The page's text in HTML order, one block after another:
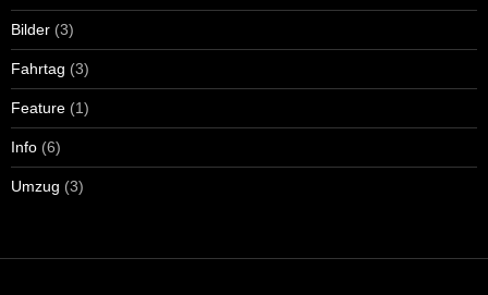
Bilder (3)
Fahrtag (3)
Feature (1)
Info (6)
Umzug (3)